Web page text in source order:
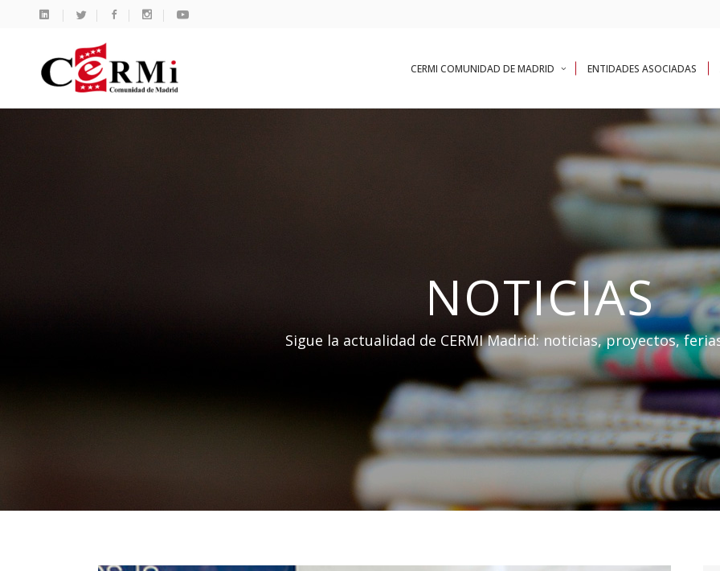
CERMI COMUNIDAD DE MADRID ENTIDADES ASOCIADAS
NOTICIAS
Sigue la actualidad de CERMI Madrid: noticias, proyectos,